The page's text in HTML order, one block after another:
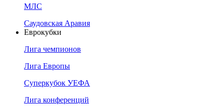
МЛС
Саудовская Аравия
Еврокубки
Лига чемпионов
Лига Европы
Суперкубок УЕФА
Лига конференций